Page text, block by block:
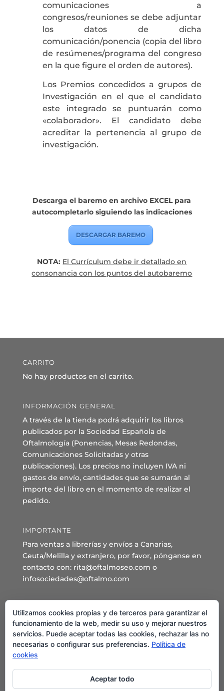
comunicaciones a
congresos/reuniones se debe adjuntar
los datos de dicha
comunicación/ponencia (copia del libro
de resúmenes/programa del congreso
en la que figure el orden de autores).
Los Premios concedidos a grupos de
Investigación en el que el candidato
este integrado se puntuarán como
«colaborador». El candidato debe
acreditar la pertenencia al grupo de
investigación.
Descarga el baremo en archivo EXCEL para
autocompletarlo siguiendo las indicaciones
DESCARGAR BAREMO
NOTA: El Currículum debe ir detallado en
consonancia con los puntos del autobaremo
CARRITO
No hay productos en el carrito.
INFORMACIÓN GENERAL
A través de la tienda podrá adquirir los libros
publicados por la Sociedad Española de
Oftalmología (Ponencias, Mesas Redondas,
Comunicaciones Solicitadas y otras
publicaciones). Los precios no incluyen IVA ni
gastos de envío, cantidades que se sumarán al
importe del libro en el momento de realizar el
pedido.
IMPORTANTE
Para ventas a librerías y envíos a Canarias,
Ceuta/Melilla y extranjero, por favor, pónganse en
contacto con: rita@oftalmoseo.com o
infosociedades@oftalmo.com
Sede Administrativa y Secretaría General
C/ Arcipreste de Hita 14 – 1º Derecha.
28015 – Madrid
Teléfono: 91 544 80 35 - 91 544 58 79
Mail:
Utilizamos cookies propias y de terceros para garantizar el
funcionamiento de la web, medir su uso y mejorar nuestros
servicios. Puede aceptar todas las cookies, rechazar las no
necesarias o configurar sus preferencias. Política de
cookies
Aceptar todo